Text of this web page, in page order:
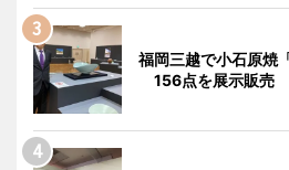
福岡三越で小石原焼
156点を展示販売